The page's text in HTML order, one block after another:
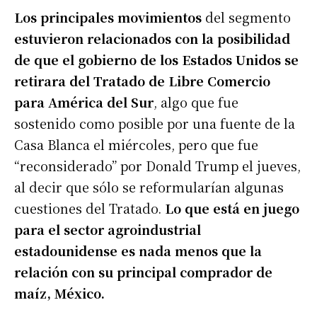
Los principales movimientos del segmento
estuvieron relacionados con la posibilidad
de que el gobierno de los Estados Unidos se
retirara del Tratado de Libre Comercio
para América del Sur, algo que fue
sostenido como posible por una fuente de la
Casa Blanca el miércoles, pero que fue
“reconsiderado” por Donald Trump el jueves,
al decir que sólo se reformularían algunas
cuestiones del Tratado. Lo que está en juego
para el sector agroindustrial
estadounidense es nada menos que la
relación con su principal comprador de
maíz, México.